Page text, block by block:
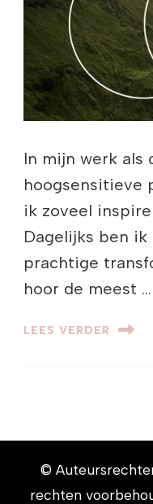
In mijn werk als
hoogsensitieve
ik zoveel
Dagelijks ben
prachtige
hoor de meest …
LEES VERDER
©
rechten